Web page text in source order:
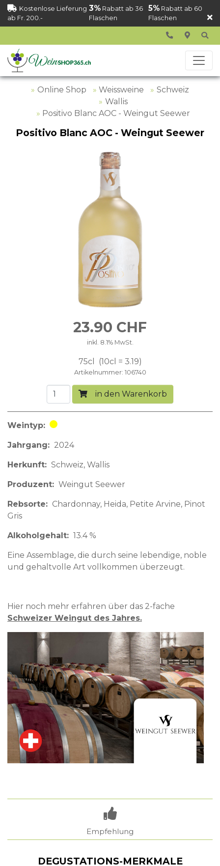
Kostenlose Lieferung
ab Fr. 200.-
3% Rabatt ab 36
Flaschen
5%Rabatt ab 60
Flaschen
Online Shop Weissweine
Schweiz
Wallis
Positivo Blanc AOC - Weingut Seewer
Positivo Blanc AOC - Weingut Seewer
23.90 CHF
inkl. 8.1% MwSt.
75cl 10cl = 3.19
Artikelnummer 106740
in den Warenkorb
Weintyp Weisswein
Jahrgang 2024
Herkunft Schweiz Wallis
Produzent Weingut Seewer
Rebsorte
Chardonnay, Heida, Petite Arvine, Pinot
Gris
Alkoholgehalt 13.4 %
Eine Assemblage, die durch seine lebendige, noble
und gehaltvolle Art vollkommen überzeugt.
Hier noch mehr erfahren über das 2-fache
Schweizer Weingut des Jahres.
Empfehlung
DEGUSTATIONS-MERKMALE